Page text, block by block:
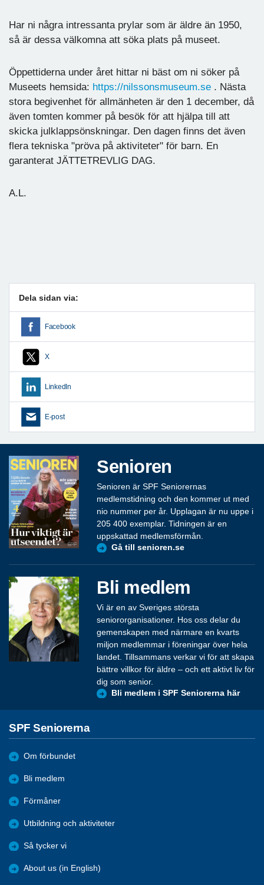
Har ni några intressanta prylar som är äldre än 1950,
så är dessa välkomna att söka plats på museet.
Öppettiderna under året hittar ni bäst om ni söker på
Museets hemsida: https://nilssonsmuseum.se . Nästa
stora begivenhet för allmänheten är den 1 december, då
även tomten kommer på besök för att hjälpa till att
skicka julklappsönskningar. Den dagen finns det även
flera tekniska "pröva på aktiviteter" för barn. En
garanterat JÄTTETREVLIG DAG.
A.L.
Dela sidan via:
Facebook
X
LinkedIn
E-post
Senioren
Senioren är SPF Seniorernas
medlemstidning och den kommer ut med
nio nummer per år. Upplagan är nu uppe i
205 400 exemplar. Tidningen är en
uppskattad medlemsförmån.
Gå till senioren.se
Bli medlem
Vi är en av Sveriges största
seniororganisationer. Hos oss delar du
gemenskapen med närmare en kvarts
miljon medlemmar i föreningar över hela
landet. Tillsammans verkar vi för att skapa
bättre villkor för äldre – och ett aktivt liv för
dig som senior.
Bli medlem i SPF Seniorerna här
SPF Seniorerna
Om förbundet
Bli medlem
Förmåner
Utbildning och aktiviteter
Så tycker vi
About us (in English)